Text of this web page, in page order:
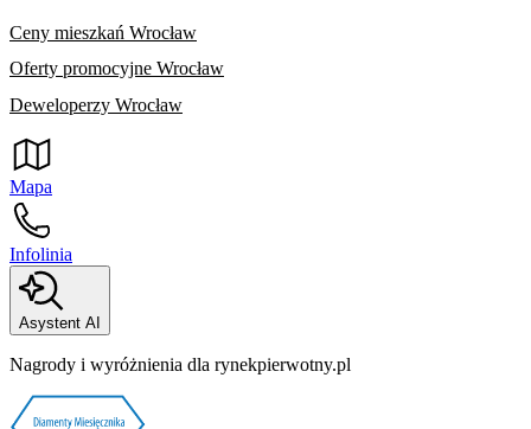
Ceny mieszkań Wrocław
Oferty promocyjne Wrocław
Deweloperzy Wrocław
Mapa
Infolinia
Asystent AI
Nagrody i wyróżnienia dla rynekpierwotny.pl